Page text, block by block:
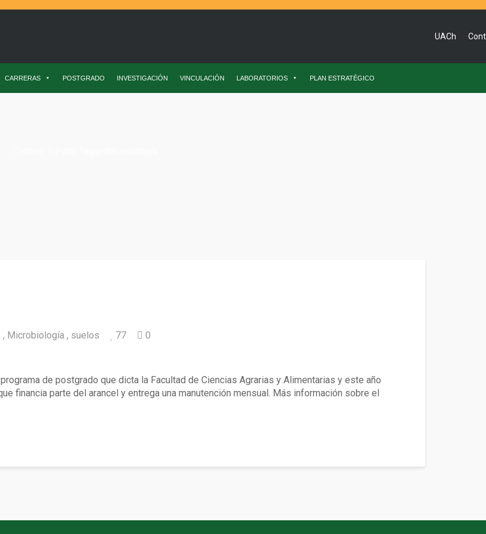
UACh
CARRERAS POSTGRADO INVESTIGACIÓN VINCULACIÓN LABORATORIOS PLAN ESTRATÉGICO
Microbiología suelos 77 0
de postgrado que dicta la Facultad de Ciencias Agrarias y Alimentarias y este año
financia parte del arancel y entrega una manutención mensual. Más información sobre el